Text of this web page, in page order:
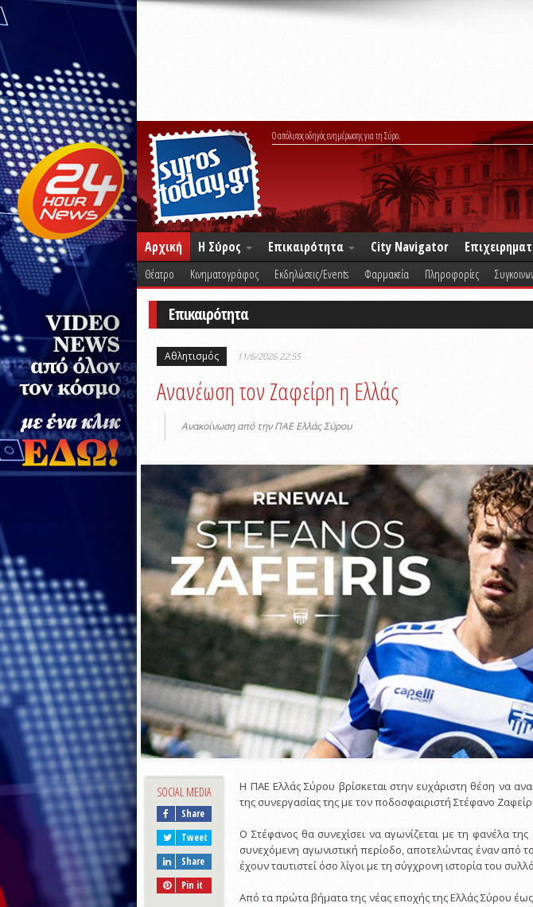
Ο απόλυτος οδηγός ενημέρωσης για τη Σύρο.
Αρχική Η Σύρος Επικαιρότητα City Navigator
Θέατρο Κινηματογράφος Εκδηλώσεις/Events Φαρμακεία Πληροφορίες
Επικαιρότητα
Αθλητισμός 11/6/2026 22:55
Ανανέωση τον Ζαφείρη η Ελλάς
Ανακοίνωση από την ΠΑΕ Ελλάς Σύρου
SOCIAL MEDIA
Share
Tweet
Share
Pin it
Η ΠΑΕ Ελλάς Σύρου βρίσκεται στην ευχάριστη θέση να
της συνεργασίας της με τον ποδοσφαιριστή Στέφανο
Ο Στέφανος θα συνεχίσει να αγωνίζεται με τη φανέλα
συνεχόμενη αγωνιστική περίοδο, αποτελώντας έναν από
έχουν ταυτιστεί όσο λίγοι με τη σύγχρονη ιστορία του
Από τα πρώτα βήματα της νέας εποχής της Ελλάς Σύρου έως